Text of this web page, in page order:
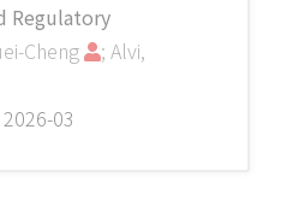
Regulatory
Cheng
; Alvi,
2026-03